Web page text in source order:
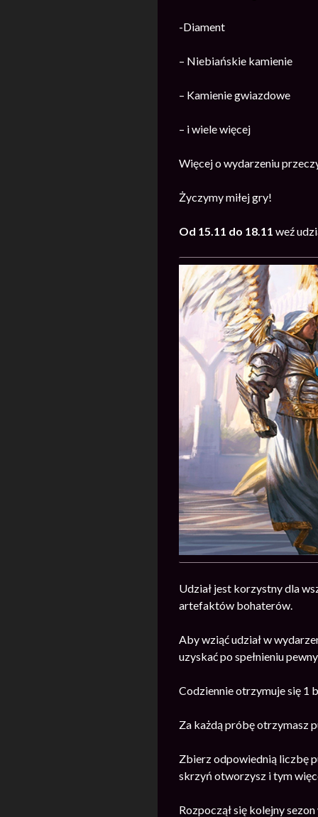
-Diament
– Niebiańskie kamienie
– Kamienie gwiazdowe
– i wiele więcej
Więcej o wydarzeniu
Życzymy miłej gry!
Od 15.11 do 18.11 weź
Udział jest korzystny dla
artefaktów bohaterów.
Aby wziąć udział w
uzyskać po spełnieniu
Codziennie otrzymuje się 1
Za każdą próbę otrzymasz
Zbierz odpowiednią liczbę
skrzyń otworzysz i tym
Rozpoczął się kolejny